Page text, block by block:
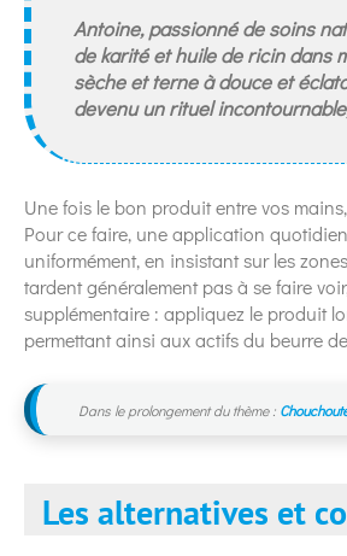
Antoine, passionné de soins
de karité et huile de ricin dans
sèche et terne à douce et
devenu un rituel
Une fois le bon produit entre vos
Pour ce faire, une application
uniformément, en insistant sur les
tardent généralement pas à se faire
supplémentaire : appliquez le produit
permettant ainsi aux actifs du beurre
Dans le prolongement du thème :
Les alternatives et